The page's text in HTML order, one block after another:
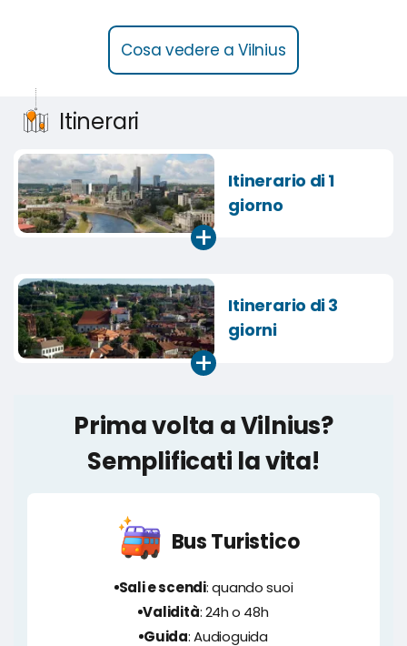
Cosa vedere a Vilnius
Itinerari
Itinerario di 1
giorno
+
Itinerario di 3
giorni
+
Prima volta a Vilnius?
Semplificati la vita!
Bus Turistico
Sali e scendi: quando suoi
Validità: 24h o 48h
Guida: Audioguida